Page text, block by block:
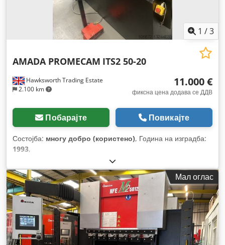
1 /3
Hawksworth Trading Estate
2.100 km
AMADA PROMECAM ITS2 50-20
11.000 €
фиксна цена додава се ДДВ
Побарајте Повикајте
Состојба: многу добро (користено), Година на изградба:
1993,
Мал оглас